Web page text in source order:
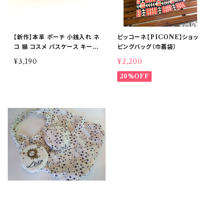
【新作】本革 ポーチ 小銭入れ ネ
コ 猫 コスメ パスケース キーケ
ース 小物 アクセサリー
¥3,190
ピッコーネ【PICONE】ショッ
ピングバッグ（巾着袋）
¥2,200
20%OFF